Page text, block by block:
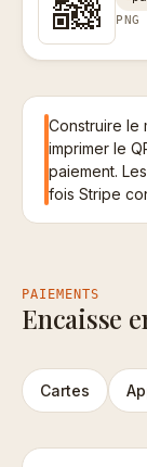
Construire le
imprimer le
paiement.
fois Stripe
PAIEMENTS
Encaisse
Cartes